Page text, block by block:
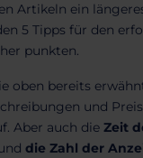
Artikeln ein
5 Tipps für den
punkten.
oben bereits
und
Aber auch die Zeit
die Zahl der